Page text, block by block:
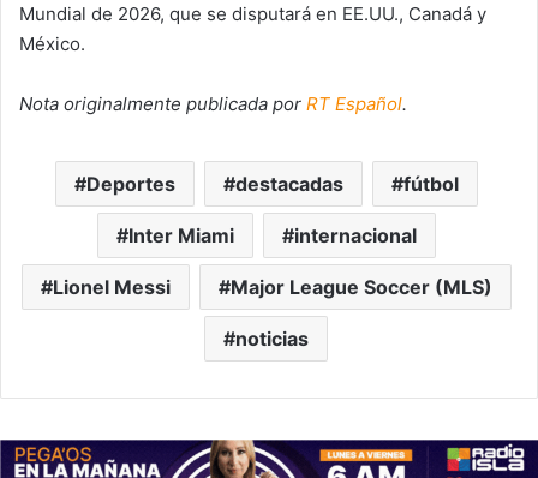
Mundial de 2026, que se disputará en EE.UU., Canadá y
México.
Nota originalmente publicada por RT Español.
Deportes destacadas fútbol
Inter Miami internacional
Lionel Messi Major League Soccer (MLS)
noticias